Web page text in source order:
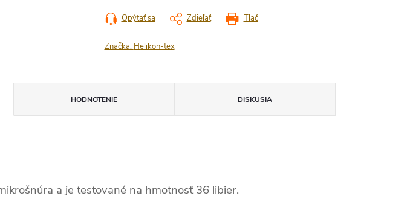
Tlač
Opýtať sa Zdieľať
Značka: Helikon-tex
HODNOTENIE DISKUSIA
a je testované na hmotnosť 36 libier.